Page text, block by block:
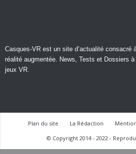
Casques-VR est un site d’actualité consacré
réalité augmentée. News, Tests et Dossiers
jeux VR.
Plan du site La Rédaction
© Copyright 2014 - 2022 -